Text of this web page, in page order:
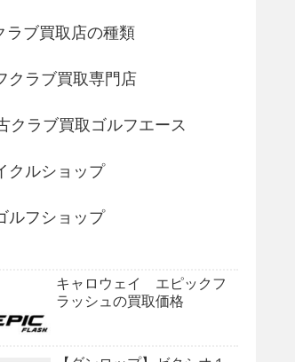
ラブ買取店の種類
クラブ買取専門店
クラブ買取ゴルフエース
クルショップ
ルフショップ
キャロウェイ エピックフ
ラッシュの買取価格